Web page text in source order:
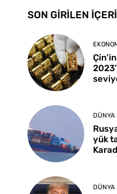
SON GİRİLEN
DÜNYA
yük
DÜNYA